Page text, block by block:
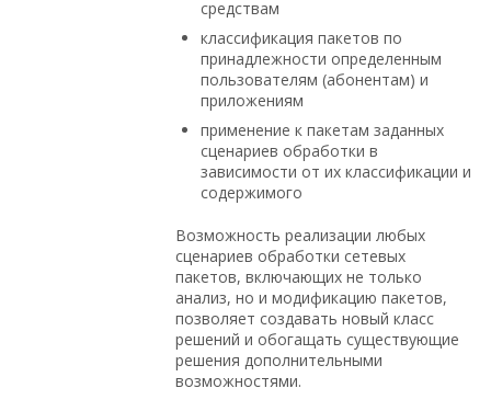
средствам
классификация пакетов по
принадлежности определенным
пользователям (абонентам) и
приложениям
применение к пакетам заданных
сценариев обработки в
зависимости от их классификации и
содержимого
Возможность реализации любых
сценариев обработки сетевых
пакетов, включающих не только
анализ, но и модификацию пакетов,
позволяет создавать новый класс
решений и обогащать существующие
решения дополнительными
возможностями.